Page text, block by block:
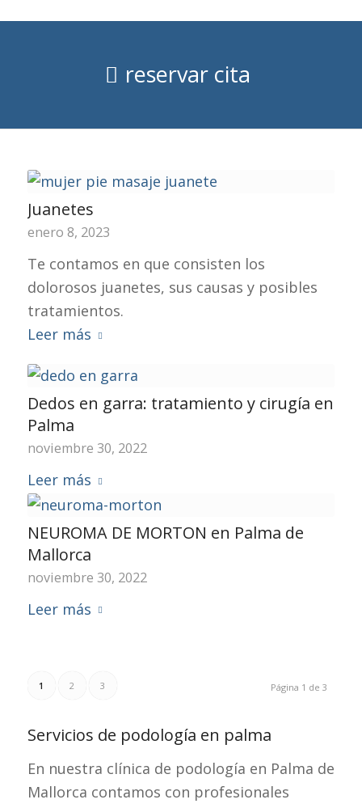
reservar cita
Juanetes
enero 8, 2023
Te contamos en que consisten los
dolorosos juanetes, sus causas y posibles
tratamientos.
Leer más
Dedos en garra: tratamiento y cirugía en
Palma
noviembre 30, 2022
Leer más
NEUROMA DE MORTON en Palma de
Mallorca
noviembre 30, 2022
Leer más
Página 1 de 3
1 2 3
Servicios de podología en palma
En nuestra clínica de podología en Palma de
Mallorca contamos con profesionales